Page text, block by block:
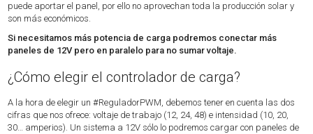
puede aportar el panel, por ello no aprovechan toda la producción solar y
son más económicos.
Si necesitamos más potencia de carga podremos conectar más
paneles de 12V pero en paralelo para no sumar voltaje.
¿Cómo elegir el controlador de carga?
A la hora de elegir un #ReguladorPWM​, debemos tener en cuenta las dos
cifras que nos ofrece: voltaje de trabajo (12, 24, 48) e intensidad (10, 20,
30… amperios). Un sistema a 12V sólo lo podremos cargar con paneles de